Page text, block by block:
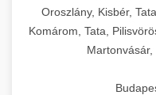
Oroszlány, Kisbér,
Komárom, Tata,
Martonvásár,